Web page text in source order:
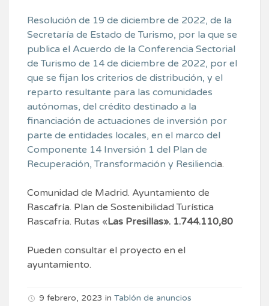
Resolución de 19 de diciembre de 2022, de la
Secretaría de Estado de Turismo, por la que se
publica el Acuerdo de la Conferencia Sectorial
de Turismo de 14 de diciembre de 2022, por el
que se fijan los criterios de distribución, y el
reparto resultante para las comunidades
autónomas, del crédito destinado a la
financiación de actuaciones de inversión por
parte de entidades locales, en el marco del
Componente 14 Inversión 1 del Plan de
Recuperación, Transformación y Resiliencia.
Comunidad de Madrid. Ayuntamiento de
Rascafría. Plan de Sostenibilidad Turística
Rascafría. Rutas «Las Presillas». 1.744.110,80
Pueden consultar el proyecto en el
ayuntamiento.
9 febrero, 2023 in Tablón de anuncios